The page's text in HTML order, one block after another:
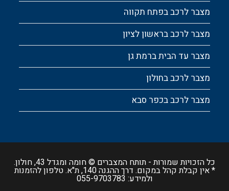
מצבר לרכב בפתח תקווה
מצבר לרכב בראשון לציון
מצבר עד הבית ברמת גן
מצבר לרכב בחולון
מצבר לרכב בכפר סבא
כל הזכויות שמורות - תותח המצברים © חומה ומגדל 43, חולון.
* אין קבלת קהל במקום. דרך ההגנה 140, ת"א. טלפון להזמנות
ולמידע: 055-9703783